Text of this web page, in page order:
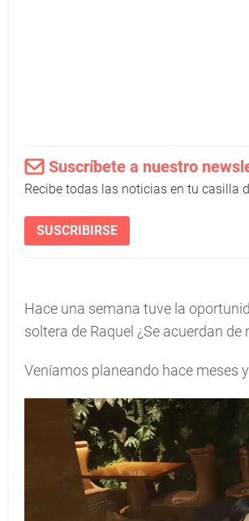
Suscríbete a nuestro
Recibe todas las noticias en tu casilla
SUSCRIBIRSE
Hace una semana tuve la
soltera de Raquel ¿Se acuerdan
Veníamos planeando hace meses